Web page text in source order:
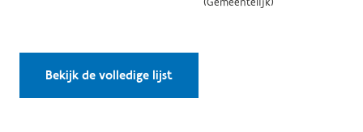
Bekijk de volledige lijst